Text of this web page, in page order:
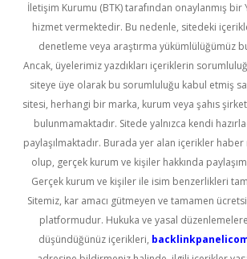
İletişim Kurumu (BTK) tarafından onaylanmış bir
hizmet vermektedir. Bu nedenle, sitedeki
denetleme veya araştırma yükümlülüğümüz
Ancak, üyelerimiz yazdıkları içeriklerin
siteye üye olarak bu sorumluluğu kabul etmiş
sitesi, herhangi bir marka, kurum veya şahıs
bulunmamaktadır. Sitede yalnızca kendi
paylaşılmaktadır. Burada yer alan içerikler haber
olup, gerçek kurum ve kişiler hakkında
Gerçek kurum ve kişiler ile isim benzerlikleri
Sitemiz, kar amacı gütmeyen ve tamamen
platformudur. Hukuka ve yasal
düşündüğünüz içerikleri,